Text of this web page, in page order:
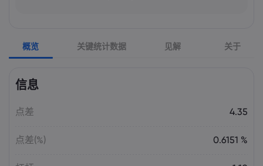
US Government Shutdown Threatens
October Inflation Data Release
US-EU Relations: Russia Sanctions Unite
Emma Rose
概览 关键统计数据 见解 关于
信息
点差 4.35
点差(%) 0.6151 %